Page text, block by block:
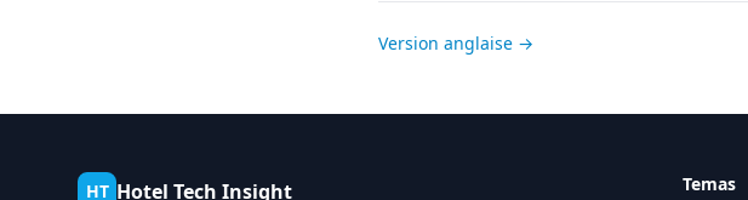
Version anglaise →
HT Hotel Tech Insight
Temas